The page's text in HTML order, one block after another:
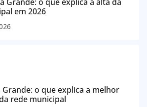
em 2026
Grande: o que explica a melhor
rede municipal